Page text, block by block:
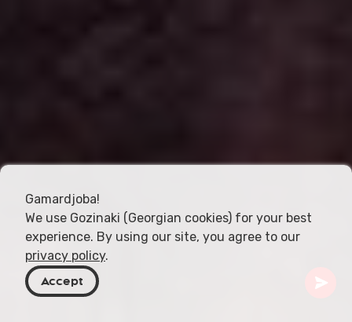
Gamardjoba!
We use Gozinaki (Georgian cookies) for your best
experience. By using our site, you agree to our
privacy policy.
Accept